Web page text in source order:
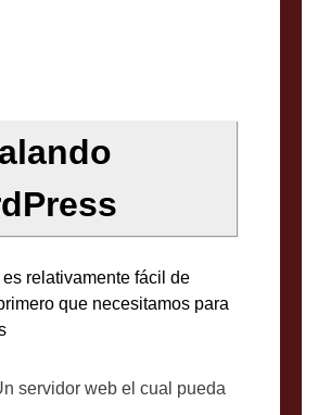
relativamente fácil de
que necesitamos para
servidor web el cual pueda